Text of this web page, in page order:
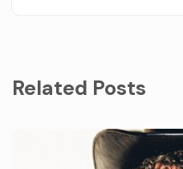
Related Posts